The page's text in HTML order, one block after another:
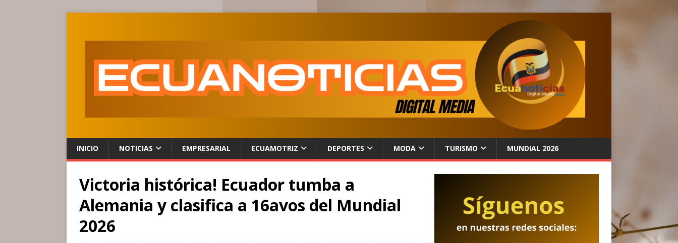
INICIO NOTICIAS EMPRESARIAL ECUAMOTRIZ DEPORTES MODA TURISMO MUNDIAL 2026
Victoria histórica! Ecuador tumba a
Alemania y clasifica a 16avos del Mundial
2026